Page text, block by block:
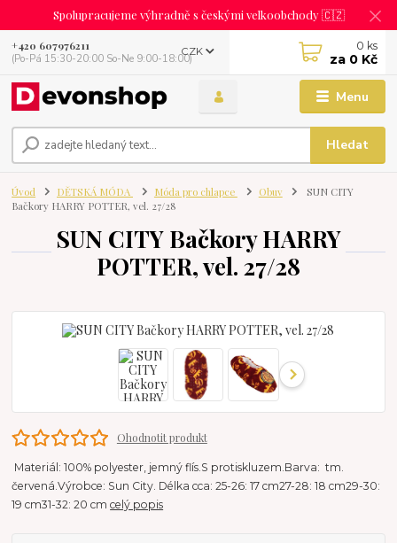
Spolupracujeme výhradně s českými velkoobchody 🇨🇿
Menu
CZK
Hledat
+420 607976211
(Po-Pá 15:30-20:00 So-Ne 9:00-18:00)
0 ks
za 0 Kč
Úvod DĚTSKÁ MÓDA Móda pro chlapce Obuv
SUN CITY
Bačkory HARRY POTTER, vel. 27/28
SUN CITY Bačkory HARRY
POTTER, vel. 27/28
Ohodnotit produkt
Materiál: 100% polyester, jemný flís.S protiskluzem.Barva: tm.
červená.Výrobce: Sun City. Délka cca: 25-26: 17 cm27-28: 18 cm29-30:
19 cm31-32: 20 cmcelý popis